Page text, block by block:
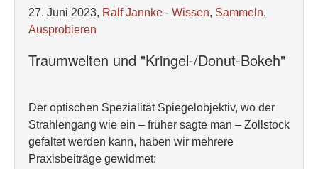
27. Juni 2023, Ralf Jannke - Wissen, Sammeln,
Ausprobieren
Traumwelten und "Kringel-/Donut-Bokeh"
Der optischen Spezialität Spiegelobjektiv, wo der
Strahlengang wie ein – früher sagte man – Zollstock
gefaltet werden kann, haben wir mehrere
Praxisbeiträge gewidmet: